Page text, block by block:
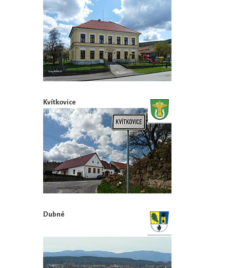
Kvítkovice
Dubné